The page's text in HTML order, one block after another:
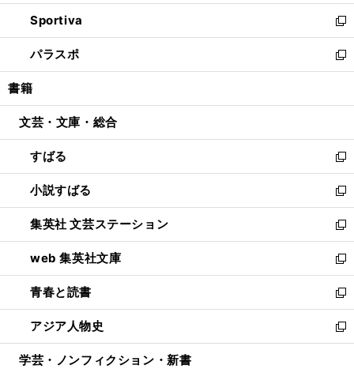
開
く
ン
ド
ウ
で
開
ウ
ィ
ン
ド
ウ
開
し
い
ウ
ィ
ン
ウ
開
く
Sportiva
新
し
い
ウ
ン
ウ
で
開
く
パラスポ
新
し
ウ
ン
ド
ウ
で
開
く
書籍
文芸・文庫・総合
すばる
新
し
い
ウ
ィ
ン
ド
ウ
で
開
く
小説すばる
新
し
い
ウ
ィ
ン
ド
ウ
で
開
集英社 文芸ステーション
新
し
い
ウ
ィ
ン
ド
ウ
web 集英社文庫
新
し
い
ウ
ィ
ン
青春と読書
新
し
い
ウ
アジア人物史
新
し
学芸・ノンフィクション・新書